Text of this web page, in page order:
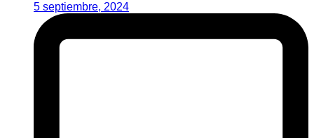
5 septiembre, 2024